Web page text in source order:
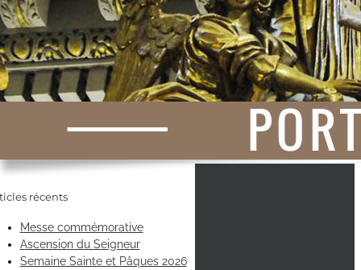
récents
Messe commémorative
Ascension du Seigneur
Semaine Sainte et Pâques 2026